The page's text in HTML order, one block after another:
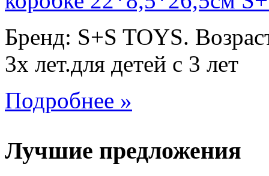
Бренд: S+S TOYS.
3х лет.для детей с 3 лет
Подробнее »
Лучшие предложения